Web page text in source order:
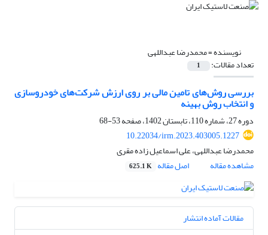
نویسنده =محمدرضا عبداللهی
تعداد مقالات: 1
بررسی روش‌های تامین مالی بر روی ارزش شرکت‌های خودروسازی
و انتخاب روش بهینه
دوره 27، شماره 110، تابستان 1402، صفحه
53-68
10.22034/irm.2023.403005.1227
محمدرضا عبداللهی، علی اسماعیل زاده مقری
مشاهده مقاله
اصل مقاله 625.1 K
مقالات آماده انتشار